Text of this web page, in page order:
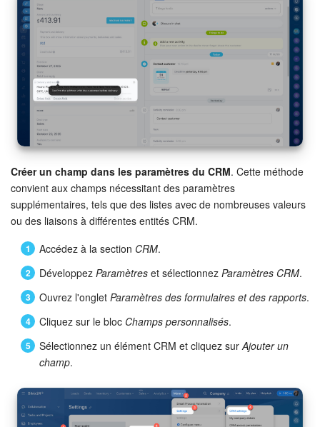
Créer un champ dans les paramètres du CRM. Cette méthode
convient aux champs nécessitant des paramètres
supplémentaires, tels que des listes avec de nombreuses valeurs
ou des liaisons à différentes entités CRM.
Accédez à la section CRM.
Développez Paramètres et sélectionnez Paramètres CRM.
Ouvrez l'onglet Paramètres des formulaires et des rapports.
Cliquez sur le bloc Champs personnalisés.
Sélectionnez un élément CRM et cliquez surAjouter un
champ.